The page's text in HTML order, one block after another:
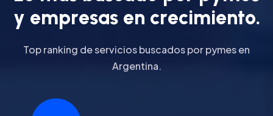
y empresas en crecimiento.
Top ranking de servicios buscados por pymes en
Argentina.